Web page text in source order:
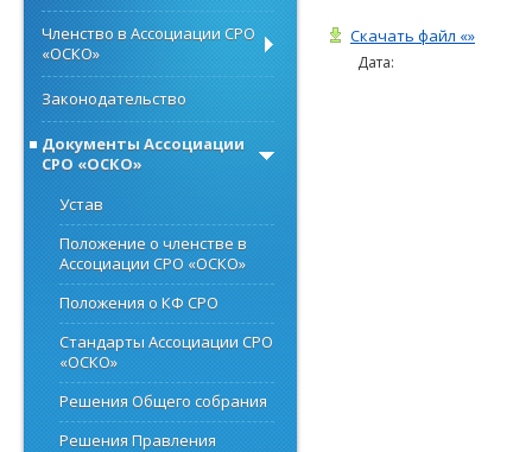
Скачать файл «»
Дата:
Членство в Ассоциации СРО
«ОСКО»
Законодательство
Документы Ассоциации
СРО «ОСКО»
Устав
Положение о членстве в
Ассоциации СРО «ОСКО»
Положения о КФ СРО
Стандарты Ассоциации СРО
«ОСКО»
Решения Общего собрания
Решения Правления